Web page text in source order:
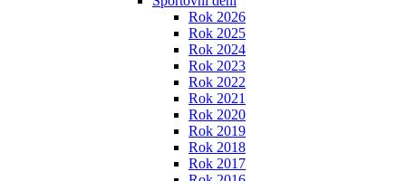
Rok 2026
Rok 2025
Rok 2024
Rok 2023
Rok 2022
Rok 2021
Rok 2020
Rok 2019
Rok 2018
Rok 2017